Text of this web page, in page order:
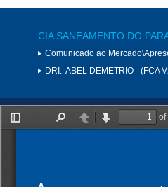
CIA SANEAMENTO DO
Comunicado ao
DRI: ABEL DEMETRIO - (FCA